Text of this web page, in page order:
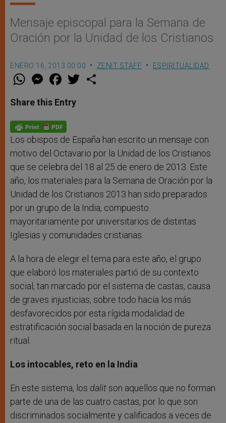
Mensaje episcopal para la Semana de
Oración por la Unidad de los Cristianos
ENERO 16, 2013 00:00 ZENIT STAFF ESPIRITUALIDAD
W
t
s
p
p
M
e
s
e
g
e
r
F
a
e
b
o
k
w
Share this Entry
Los obispos de España han escrito un mensaje con
motivo del Octavario por la Unidad de los Cristianos
que se celebra del 18 al 25 de enero de 2013. Este
año, los materiales para la Semana de Oración por la
Unidad de los Cristianos 2013 han sido preparados
por un grupo de la India, compuesto
mayoritariamente por universitarios de distintas
Iglesias y comunidades cristianas.
A la hora de elegir el tema para este año, el grupo
que elaboró los materiales partió de su contexto
social, tan marcado por el sistema de castas, causa
de graves injusticias, sobre todo hacia los más
desfavorecidos por esta rígida modalidad de
estratificación social basada en la noción de pureza
ritual.
Los intocables, reto en la India
En este sistema, los dalitson aquellos que no forman
parte de una de las cuatro castas, por lo que son
discriminados socialmente y calificados a veces de